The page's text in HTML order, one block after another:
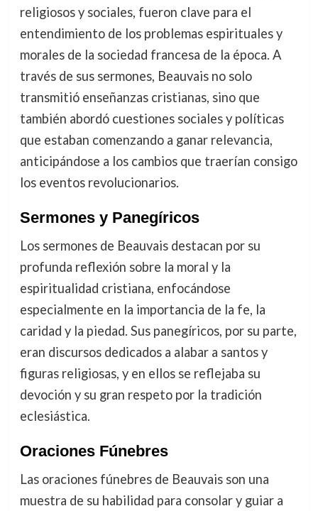
religiosos y sociales, fueron clave para el
entendimiento de los problemas espirituales y
morales de la sociedad francesa de la época. A
través de sus sermones, Beauvais no solo
transmitió enseñanzas cristianas, sino que
también abordó cuestiones sociales y políticas
que estaban comenzando a ganar relevancia,
anticipándose a los cambios que traerían consigo
los eventos revolucionarios.
Sermones y Panegíricos
Los sermones de Beauvais destacan por su
profunda reflexión sobre la moral y la
espiritualidad cristiana, enfocándose
especialmente en la importancia de la fe, la
caridad y la piedad. Sus panegíricos, por su parte,
eran discursos dedicados a alabar a santos y
figuras religiosas, y en ellos se reflejaba su
devoción y su gran respeto por la tradición
eclesiástica.
Oraciones Fúnebres
Las oraciones fúnebres de Beauvais son una
muestra de su habilidad para consolar y guiar a